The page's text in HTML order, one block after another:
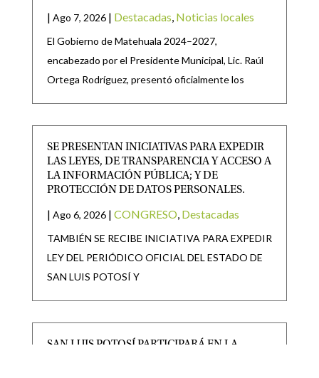
| Ago 7, 2026 | Destacadas, Noticias locales
El Gobierno de Matehuala 2024–2027,
encabezado por el Presidente Municipal, Lic. Raúl
Ortega Rodríguez, presentó oficialmente los
SE PRESENTAN INICIATIVAS PARA EXPEDIR
LAS LEYES, DE TRANSPARENCIA Y ACCESO A
LA INFORMACIÓN PÚBLICA; Y DE
PROTECCIÓN DE DATOS PERSONALES.
| Ago 6, 2026 | CONGRESO, Destacadas
TAMBIÉN SE RECIBE INICIATIVA PARA EXPEDIR
LEY DEL PERIÓDICO OFICIAL DEL ESTADO DE
SAN LUIS POTOSÍ Y
SAN LUIS POTOSÍ PARTICIPARÁ EN LA